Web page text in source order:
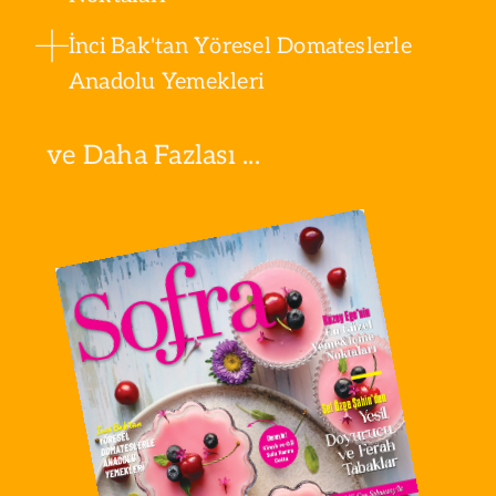
İnci Bak'tan Yöresel Domateslerle
Anadolu Yemekleri
ve Daha Fazlası ...